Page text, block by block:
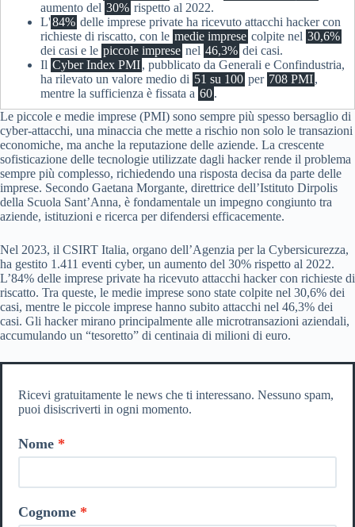
aumento del 30% rispetto al 2022.
L'84% delle imprese private ha ricevuto attacchi hacker con
richieste di riscatto, con le medie imprese colpite nel 30,6%
dei casi e le piccole imprese nel 46,3% dei casi.
Il Cyber Index PMI, pubblicato da Generali e Confindustria,
ha rilevato un valore medio di 51 su 100 per 708 PMI,
mentre la sufficienza è fissata a 60.
Le piccole e medie imprese (PMI) sono sempre più spesso bersaglio di
cyber-attacchi, una minaccia che mette a rischio non solo le transazioni
economiche, ma anche la reputazione delle aziende. La crescente
sofisticazione delle tecnologie utilizzate dagli hacker rende il problema
sempre più complesso, richiedendo una risposta decisa da parte delle
imprese. Secondo Gaetana Morgante, direttrice dell’Istituto Dirpolis
della Scuola Sant’Anna, è fondamentale un impegno congiunto tra
aziende, istituzioni e ricerca per difendersi efficacemente.
Nel 2023, il CSIRT Italia, organo dell’Agenzia per la Cybersicurezza,
ha gestito 1.411 eventi cyber, un aumento del 30% rispetto al 2022.
L’84% delle imprese private ha ricevuto attacchi hacker con richieste di
riscatto. Tra queste, le medie imprese sono state colpite nel 30,6% dei
casi, mentre le piccole imprese hanno subito attacchi nel 46,3% dei
casi. Gli hacker mirano principalmente alle microtransazioni aziendali,
accumulando un “tesoretto” di centinaia di milioni di euro.
Ricevi gratuitamente le news che ti interessano. Nessuno spam,
puoi disiscriverti in ogni momento.
Nome
Cognome